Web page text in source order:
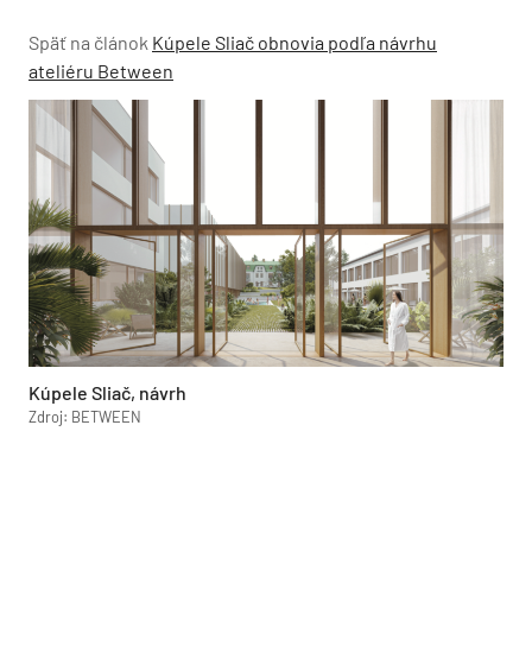
Späť na článok Kúpele Sliač obnovia podľa návrhu
ateliéru Between
Kúpele Sliač, návrh
Zdroj: BETWEEN